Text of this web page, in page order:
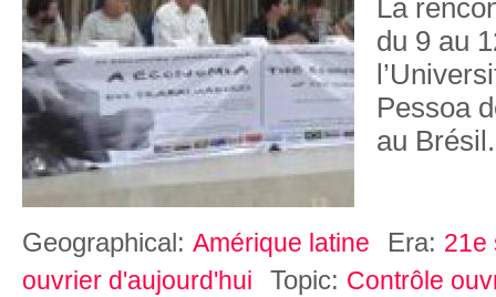
La
du 9 au
Pessoa
au Brésil.
Geographical: Amérique latine Era: 21e
ouvrier d'aujourd'hui
Topic: Contrôle